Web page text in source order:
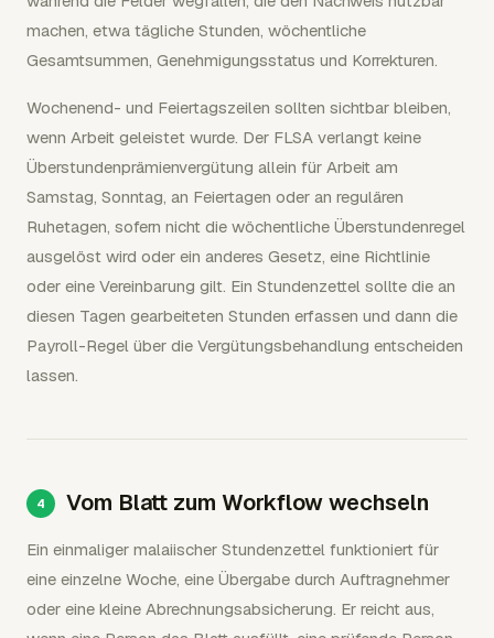
machen, etwa tägliche Stunden, wöchentliche
Gesamtsummen, Genehmigungsstatus und Korrekturen.
Wochenend- und Feiertagszeilen sollten sichtbar bleiben,
wenn Arbeit geleistet wurde. Der FLSA verlangt keine
Überstundenprämienvergütung allein für Arbeit am
Samstag, Sonntag, an Feiertagen oder an regulären
Ruhetagen, sofern nicht die wöchentliche Überstundenregel
ausgelöst wird oder ein anderes Gesetz, eine Richtlinie
oder eine Vereinbarung gilt. Ein Stundenzettel sollte die an
diesen Tagen gearbeiteten Stunden erfassen und dann die
Payroll-Regel über die Vergütungsbehandlung entscheiden
lassen.
Vom Blatt zum Workflow wechseln
Ein einmaliger malaiischer Stundenzettel funktioniert für
eine einzelne Woche, eine Übergabe durch Auftragnehmer
oder eine kleine Abrechnungsabsicherung. Er reicht aus,